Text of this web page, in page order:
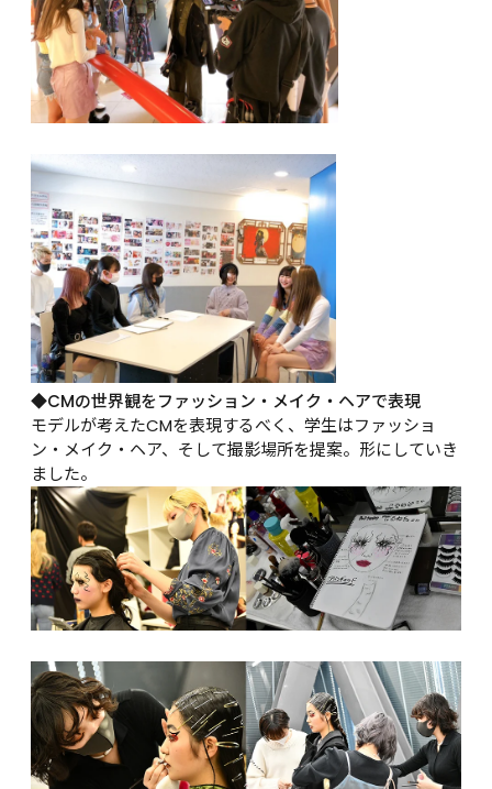
◆CMの世界観をファッション・メイク・ヘアで表現
モデルが考えたCMを表現するべく、学生はファッショ
ン・メイク・ヘア、そして撮影場所を提案。形にしていき
ました。